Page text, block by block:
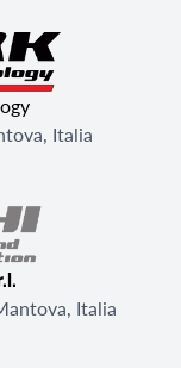
Italia
Italia